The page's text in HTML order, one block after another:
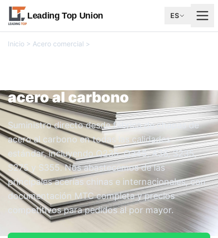
Leading Top Union ES
Inicio > Acero comercial >
acero al carbono
Suministro directo desde fábrica de chapas de
acero al carbono en todas las calidades
estándar, incluyendo Q235, Q345, A36, S235,
S275 y S355. Nos abastecemos de las
principales acerías chinas e internacionales, con
documentación MTC completa y precios
competitivos para pedidos al por mayor.